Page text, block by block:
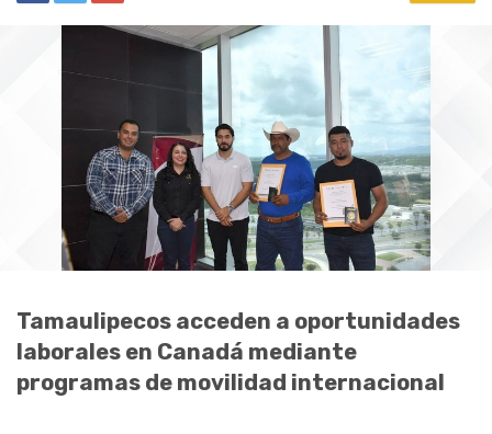
Tamaulipecos acceden a oportunidades
laborales en Canadá mediante
programas de movilidad internacional